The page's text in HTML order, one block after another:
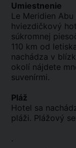
Umiestnenie
Le Meridien
hviezdičkový
súkromnej
110 km od
nachádza v
okolí nájdete
suvenírmi.
Pláž
Hotel sa
pláži. Plážový
.